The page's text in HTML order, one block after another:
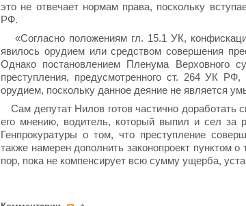
это не отвечает нормам права, поскольку
РФ.
«Согласно положениям гл. 15.1 УК,
явилось орудием или средством совершения
Однако постановлением Пленума Верховного
преступления, предусмотренного ст. 264 УК
орудием, поскольку данное деяние не является
Сам депутат Нилов готов частично доработать
его мнению, водитель, который выпил и сел за
Генпрокуратуры о том, что преступление
также намерен дополнить законопроект пунктом
пор, пока не компенсирует всю сумму ущерба,